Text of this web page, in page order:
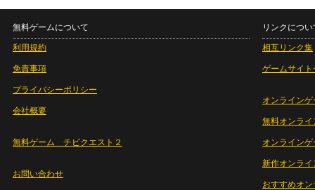
無料ゲームについて
利用規約
免責事項
プライバシーポリシー
会社概要
無料ゲーム チビクエスト２
お問い合わせ
リンクについ
相互リンク集
ゲームサイト
オンラインゲ
無料オンライ
オンライン
新作オンライ
おすすめオ